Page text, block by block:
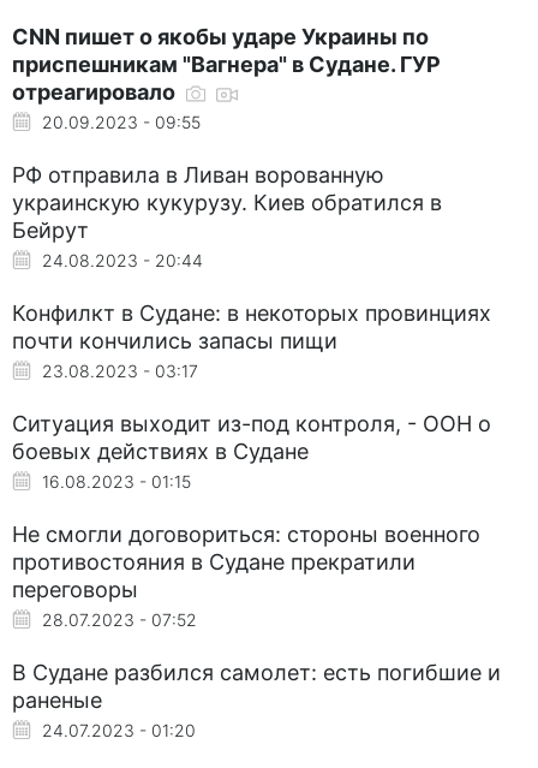
CNN пишет о якобы ударе Украины по
приспешникам "Вагнера" в Судане. ГУР
отреагировало
20.09.2023 - 09:55
РФ отправила в Ливан ворованную
украинскую кукурузу. Киев обратился в
Бейрут
24.08.2023 - 20:44
Конфилкт в Судане: в некоторых провинциях
почти кончились запасы пищи
23.08.2023 - 03:17
Ситуация выходит из-под контроля, - ООН о
боевых действиях в Судане
16.08.2023 - 01:15
Не смогли договориться: стороны военного
противостояния в Судане прекратили
переговоры
28.07.2023 - 07:52
В Судане разбился самолет: есть погибшие и
раненые
24.07.2023 - 01:20